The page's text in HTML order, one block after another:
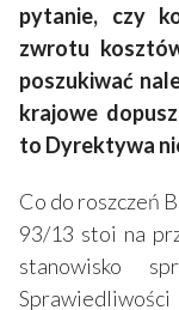
pytanie, czy
zwrotu
poszukiwać
krajowe
to Dyrektywa
Co do roszczeń
93/13 stoi na
stanowisko